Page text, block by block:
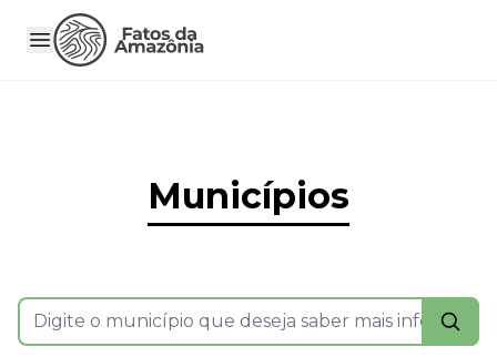
Municípios